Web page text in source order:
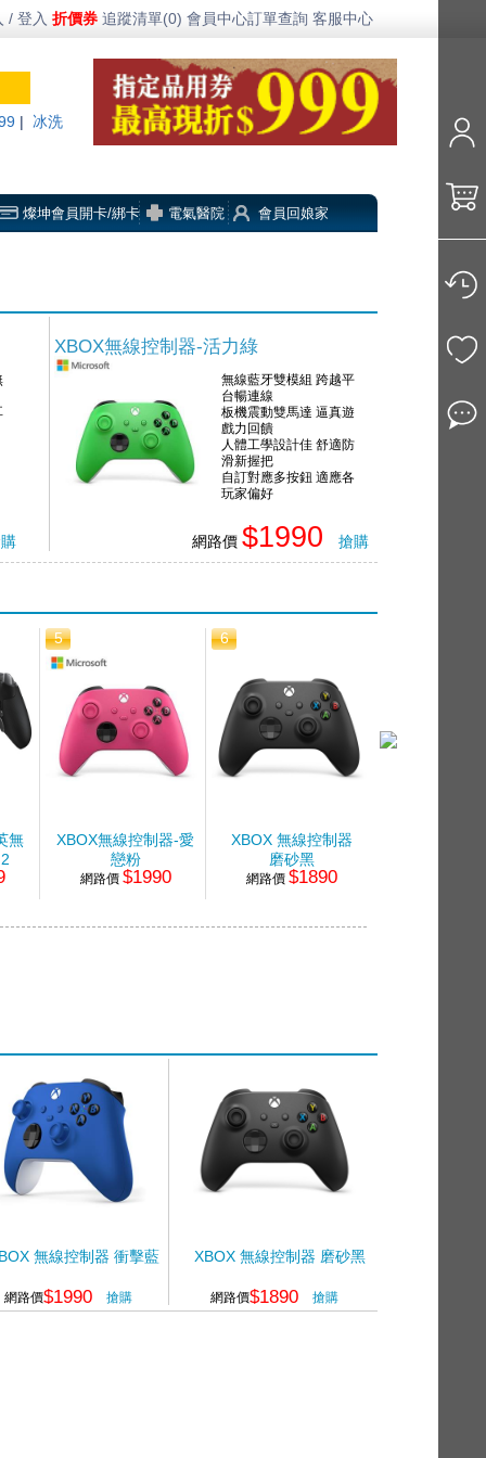
/ 登入 折價券 追蹤清單(0) 會員中心訂單查詢 客服中心
冰洗
燦坤會員開卡/綁卡 電氣醫院 會員回娘家
XBOX無線控制器-活力綠
無線藍牙雙模組 跨越平
台暢連線
板機震動雙馬達 逼真遊
戲力回饋
人體工學設計佳 舒適防
滑新握把
自訂對應多按鈕 適應各
玩家偏好
網路價 $1990 搶購
無
5
XBOX無線控制器-愛
戀粉
網路價 $1990
6
XBOX 無線控制器
磨砂黑
網路價 $1890
無線控制器 衝擊藍
網路價$1990 搶購
XBOX 無線控制器 磨砂黑
網路價$1890 搶購